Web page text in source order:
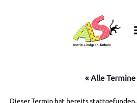
springen
« Alle Termine
Dieser Termin hat bereits stattgefunden.